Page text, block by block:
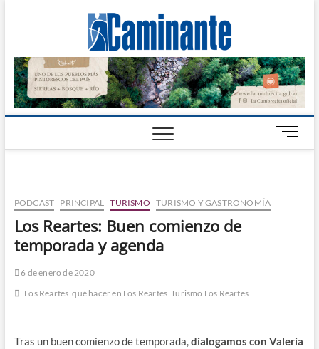
Digital
CALAMUCHITA
B
o
PODCAST PRINCIPAL TURISMO TURISMO Y GASTRONOMÍA
Los Reartes: Buen comienzo de
temporada y agenda
6 de enero de 2020
Los Reartes qué hacer en Los Reartes Turismo Los Reartes
Tras un buen comienzo de temporada,dialogamos con Valeria